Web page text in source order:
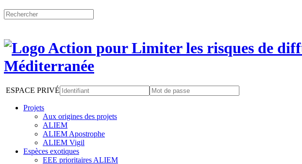
ESPACE PRIVÉ
Projets
Aux origines des projets
ALIEM
ALIEM Apostrophe
ALIEM Vigil
Espèces exotiques
EEE prioritaires ALIEM